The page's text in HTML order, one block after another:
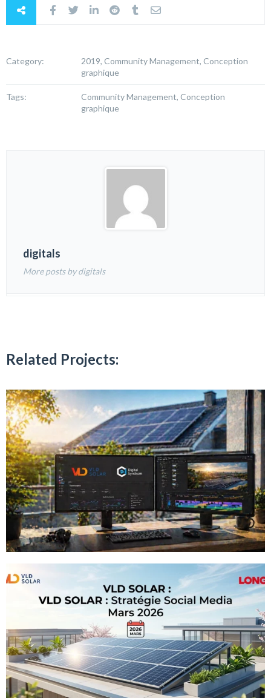
Category:
2019, Community Management, Conception
graphique
Tags:
Community Management, Conception
graphique
digitals
More posts by digitals
Related Projects: